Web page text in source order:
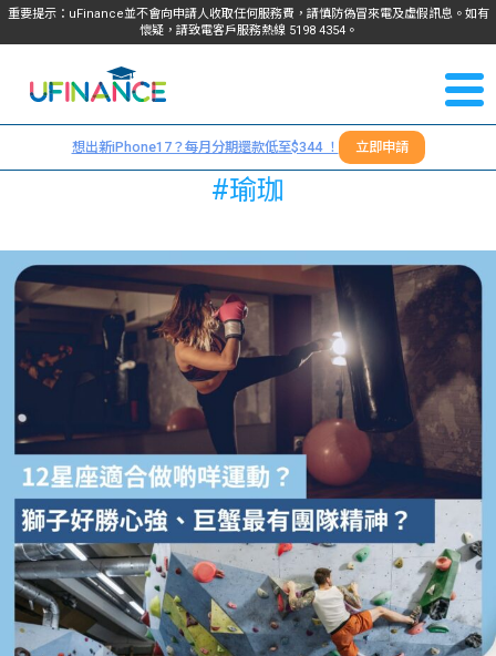
重要提示：uFinance並不會向申請人收取任何服務費，請慎防偽冒來電及虛假訊息。如有
懷疑，請致電客戶服務熱線 5198 4354。
我們
服務
學生
貸款
貸款
計算
機
學生
學生
資訊
Blog
大專
生筍
工推
常見
問題
學生
福利
們
＋
4354
想出新iPhone17？每月分期還款低至$344 ！ 立即申請
#瑜珈